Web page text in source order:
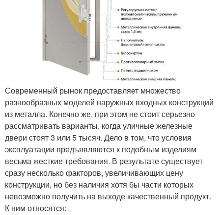
Современный рынок предоставляет множество
разнообразных моделей наружных входных конструкций
из металла. Конечно же, при этом не стоит серьезно
рассматривать варианты, когда уличные железные
двери стоят 3 или 5 тысяч. Дело в том, что условия
эксплуатации предъявляются к подобным изделиям
весьма жесткие требования. В результате существует
сразу несколько факторов, увеличивающих цену
конструкции, но без наличия хотя бы части которых
невозможно получить на выходе качественный продукт.
К ним относятся: